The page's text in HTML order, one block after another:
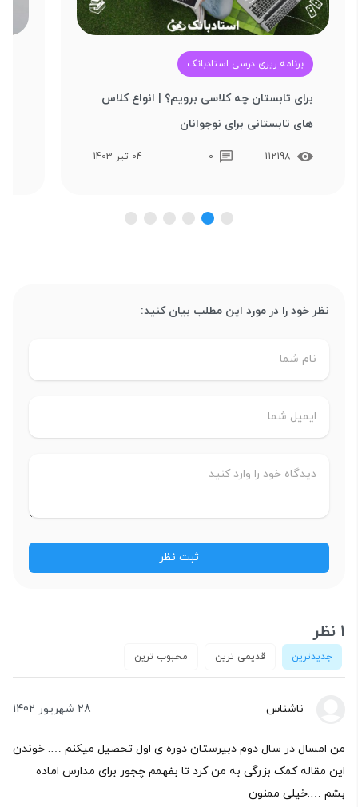
برنامه ریزی درسی استادبانک
برای تابستان چه کلاسی برویم؟ | انواع کلاس‌
های تابستانی برای نوجوانان
112198
0 04 تیر 1403
نظر خود را در مورد این مطلب بیان کنید:
1 نظر
جدیدترین قدیمی ترین محبوب ترین
ناشناس 28 شهریور 1402
من امسال در سال دوم دبیرستان دوره ی اول تحصیل میکنم …. خوندن
این مقاله کمک بزرگی به من کرد تا بفهمم چجور برای مدارس اماده
بشم ….خیلی ممنون